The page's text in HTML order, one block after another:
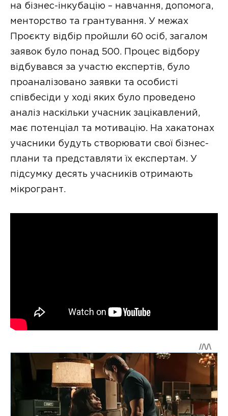
на бізнес-інкубацію – навчання, допомога,
менторство та грантування. У межах
Проєкту відбір пройшли 60 осіб, загалом
заявок було понад 500. Процес відбору
відбувався за участю експертів, було
проаналізовано заявки та особисті
співбесіди у ході яких було проведено
аналіз наскільки учасник зацікавлений,
має потенціал та мотивацію. На хакатонах
учасники будуть створювати свої бізнес-
плани та представляти їх експертам. У
підсумку десять учасників отримають
мікрогрант.